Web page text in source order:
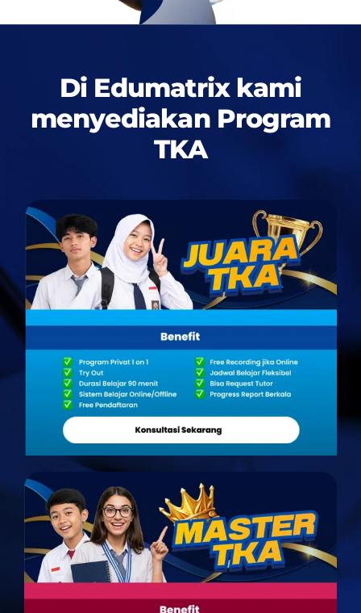
Di Edumatrix kami
menyediakan Program
TKA